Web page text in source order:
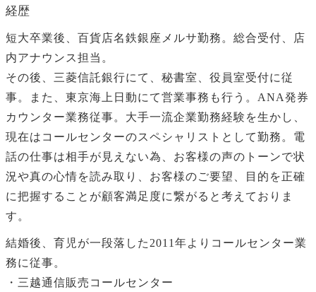
経歴
短大卒業後、百貨店名鉄銀座メルサ勤務。総合受付、店
内アナウンス担当。
その後、三菱信託銀行にて、秘書室、役員室受付に従
事。また、東京海上日動にて営業事務も行う。ANA発券
カウンター業務従事。大手一流企業勤務経験を生かし、
現在はコールセンターのスペシャリストとして勤務。電
話の仕事は相手が見えない為、お客様の声のトーンで状
況や真の心情を読み取り、お客様のご要望、目的を正確
に把握することが顧客満足度に繋がると考えておりま
す。
結婚後、育児が一段落した2011年よりコールセンター業
務に従事。
・三越通信販売コールセンター